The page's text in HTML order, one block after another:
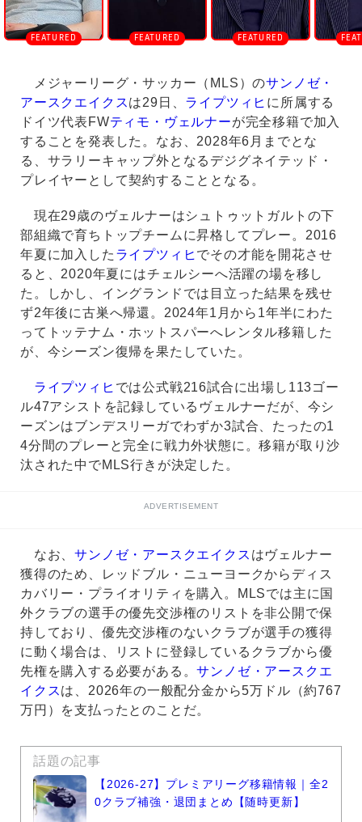
メジャーリーグ・サッカー（MLS）のサンノゼ・
アースクエイクスは29日、 ライプツィヒ に所属する
ドイツ代表FWティモ・ヴェルナーが完全移籍で加入
することを発表した。なお、2028年6月までとな
る、サラリーキャップ外となるデジグネイテッド・
プレイヤーとして契約することとなる。
現在29歳のヴェルナーはシュトゥットガルトの下
部組織で育ちトップチームに昇格してプレー。2016
年夏に加入した ライプツィヒでその才能を開花させ
ると、2020年夏にはチェルシーへ活躍の場を移し
た。しかし、イングランドでは目立った結果を残せ
ず2年後に古巣へ帰還。2024年1月から1年半にわた
ってトッテナム・ホットスパーへレンタル移籍した
が、今シーズン復帰を果たしていた。
ライプツィヒ では公式戦216試合に出場し113ゴー
ル47アシストを記録しているヴェルナーだが、今シ
ーズンはブンデスリーガでわずか3試合、たったの1
4分間のプレーと完全に戦力外状態に。移籍が取り沙
汰された中でMLS行きが決定した。
ADVERTISEMENT
なお、サンノゼ・アースクエイクス はヴェルナー
獲得のため、レッドブル・ニューヨークからディス
カバリー・プライオリティを購入。MLSでは主に国
外クラブの選手の優先交渉権のリストを非公開で保
持しており、優先交渉権のないクラブが選手の獲得
に動く場合は、リストに登録しているクラブから優
先権を購入する必要がある。サンノゼ・アースクエ
イクスは、2026年の一般配分金から5万ドル（約767
万円）を支払ったとのことだ。
話題の記事
【2026-27】プレミアリーグ移籍情報｜全2
0クラブ補強・退団まとめ【随時更新】